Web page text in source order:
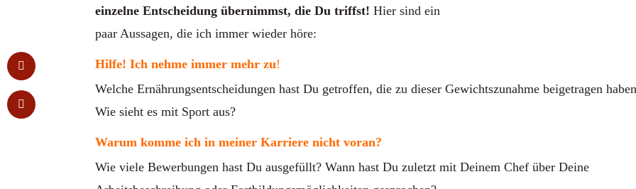
einzelne Entscheidung übernimmst, die Du triffst! Hier sind ein
paar Aussagen, die ich immer wieder höre:
Hilfe! Ich nehme immer mehr zu!
Welche Ernährungsentscheidungen hast Du getroffen, die zu dieser Gewichtszunahme beigetragen
Wie sieht es mit Sport aus?
Warum komme ich in meiner Karriere nicht voran?
Wie viele Bewerbungen hast Du ausgefüllt? Wann hast Du zuletzt mit Deinem Chef über Deine